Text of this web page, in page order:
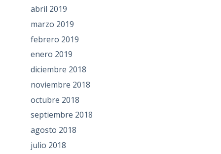
abril 2019
marzo 2019
febrero 2019
enero 2019
diciembre 2018
noviembre 2018
octubre 2018
septiembre 2018
agosto 2018
julio 2018